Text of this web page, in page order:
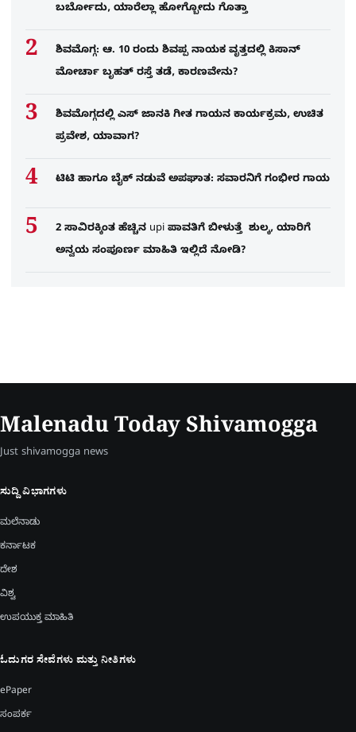
ಬರ್ಬೋದು, ಯಾರೆಲ್ಲಾ ಹೋಗ್ಬೋದು ಗೊತ್ತಾ
ಶಿವಮೊಗ್ಗ: ಆ. 10 ರಂದು ಶಿವಪ್ಪ ನಾಯಕ ವೃತ್ತದಲ್ಲಿ ಕಿಸಾನ್
ಮೋರ್ಚಾ ಬೃಹತ್ ರಸ್ತೆ ತಡೆ, ಕಾರಣವೇನು?
ಶಿವಮೊಗ್ಗದಲ್ಲಿ ಎಸ್​ ಜಾನಕಿ ಗೀತ ಗಾಯನ ಕಾರ್ಯಕ್ರಮ, ಉಚಿತ
ಪ್ರವೇಶ, ಯಾವಾಗ?
ಟಿಟಿ ಹಾಗೂ ಬೈಕ್ ನಡುವೆ ಅಪಘಾತ: ಸವಾರನಿಗೆ ಗಂಭೀರ ಗಾಯ
2 ಸಾವಿರಕ್ಕಿಂತ ಹೆಚ್ಚಿನ upi ಪಾವತಿಗೆ ಬೀಳುತ್ತೆ ಶುಲ್ಕ, ಯಾರಿಗೆ
ಅನ್ವಯ ಸಂಪೂರ್ಣ ಮಾಹಿತಿ ಇಲ್ಲಿದೆ ನೋಡಿ?
Malenadu Today Shivamogga
Just shivamogga news
ಸುದ್ದಿ ವಿಭಾಗಗಳು
ಮಲೆನಾಡು
ಕರ್ನಾಟಕ
ದೇಶ
ವಿಶ್ವ
ಉಪಯುಕ್ತ ಮಾಹಿತಿ
ಓದುಗರ ಸೇವೆಗಳು ಮತ್ತು ನೀತಿಗಳು
ePaper
ಸಂಪರ್ಕ